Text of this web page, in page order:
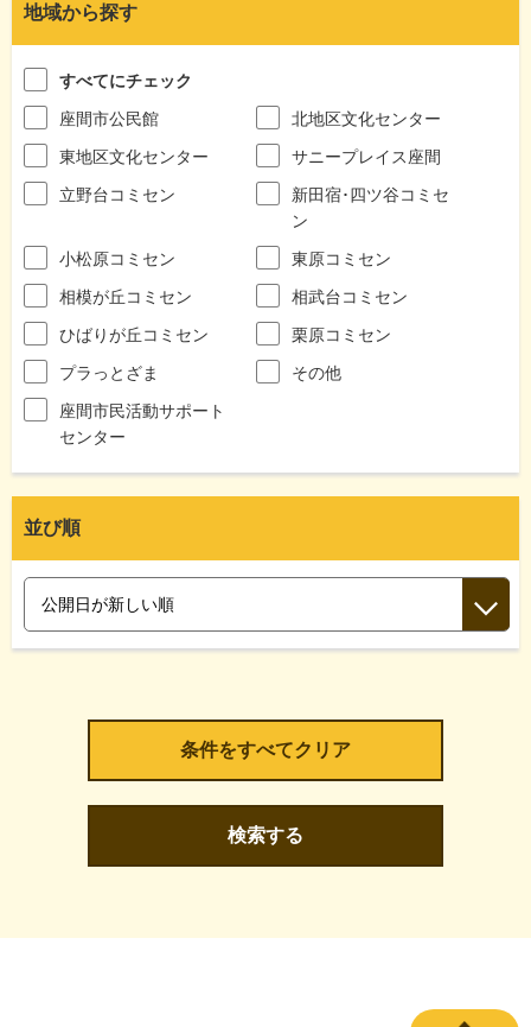
地域から探す
すべてにチェック
座間市公民館
北地区文化センター
東地区文化センター
サニープレイス座間
立野台コミセン
新田宿･四ツ谷コミセ
ン
小松原コミセン
東原コミセン
相模が丘コミセン
相武台コミセン
ひばりが丘コミセン
栗原コミセン
プラっとざま
その他
座間市民活動サポート
センター
並び順
検索する